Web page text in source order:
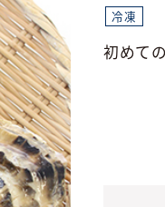
冷凍
初めて